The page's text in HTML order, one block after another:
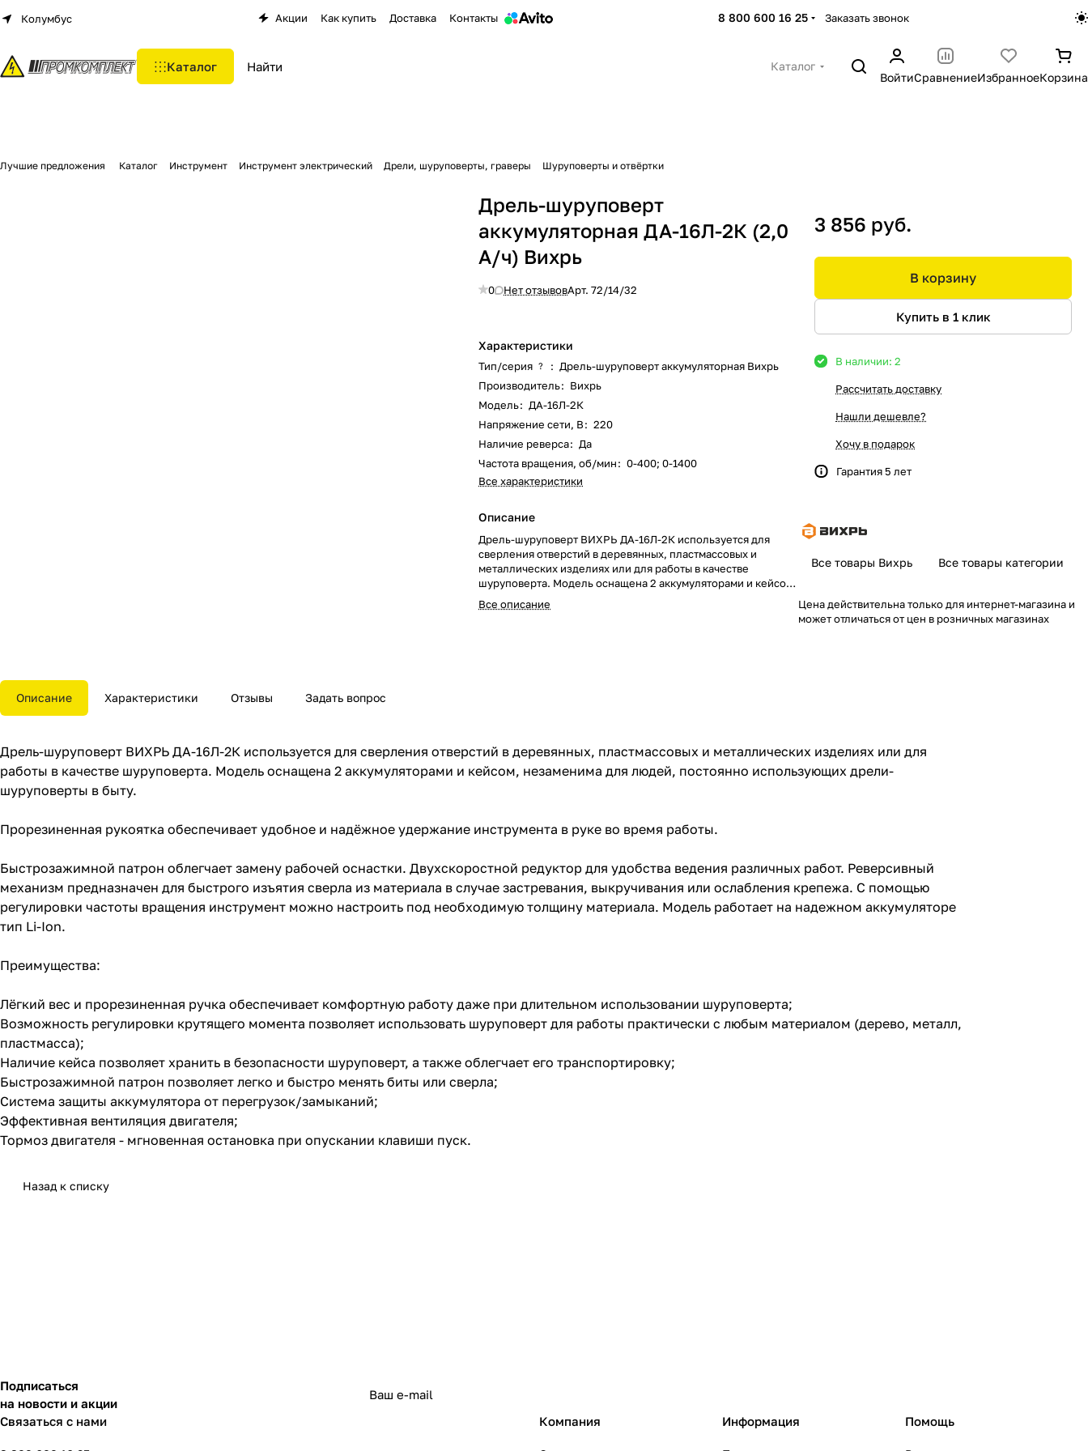
Колумбус Акции Как купить Доставка Контакты 8 800 600 16 25 Заказать звонок
Каталог
Каталог
ВойтиСравнениеИзбранноеКорзина
Лучшие предложения Каталог Инструмент Инструмент электрический Дрели, шуруповерты, граверы Шуруповерты и отвёртки
Дрель-шуруповерт
аккумуляторная ДА-16Л-2К (2,0
А/ч) Вихрь
0 Нет отзывовАрт.72/14/32
Характеристики
Тип/серия ? : Дрель-шуруповерт аккумуляторная Вихрь
Производитель: Вихрь
Модель: ДА-16Л-2К
Напряжение сети, В: 220
Наличие реверса: Да
Частота вращения, об/мин: 0-400; 0-1400
Все характеристики
Описание
Дрель-шуруповерт ВИХРЬ ДА-16Л-2К используется для
сверления отверстий в деревянных, пластмассовых и
металлических изделиях или для работы в качестве
шуруповерта. Модель оснащена 2 аккумуляторами и кейсом,
незаменима для людей, постоянно использующих дрели-
шуруповерты в быту.
помощью регулировки частоты вращения инструмент можно
настроить под необходимую толщину материала. Модель
Все описание
3 856 руб.
В корзину
Купить в 1 клик
В наличии: 2
Рассчитать доставку
Нашли дешевле?
Хочу в подарок
Гарантия 5 лет
Все товары Вихрь Все товары категории
Цена действительна только для интернет-магазина и
может отличаться от цен в розничных магазинах
Описание Характеристики Отзывы Задать вопрос
Дрель-шуруповерт ВИХРЬ ДА-16Л-2К используется для сверления отверстий в деревянных, пластмассовых и металлических изделиях или для
работы в качестве шуруповерта. Модель оснащена 2 аккумуляторами и кейсом, незаменима для людей, постоянно использующих дрели-
шуруповерты в быту.
Прорезиненная рукоятка обеспечивает удобное и надёжное удержание инструмента в руке во время работы.
Быстрозажимной патрон облегчает замену рабочей оснастки. Двухскоростной редуктор для удобства ведения различных работ. Реверсивный
механизм предназначен для быстрого изъятия сверла из материала в случае застревания, выкручивания или ослабления крепежа. С помощью
регулировки частоты вращения инструмент можно настроить под необходимую толщину материала. Модель работает на надежном аккумуляторе
тип Li-Ion.
Преимущества:
Лёгкий вес и прорезиненная ручка обеспечивает комфортную работу даже при длительном использовании шуруповерта;
Возможность регулировки крутящего момента позволяет использовать шуруповерт для работы практически с любым материалом (дерево, металл,
пластмасса);
Наличие кейса позволяет хранить в безопасности шуруповерт, а также облегчает его транспортировку;
Быстрозажимной патрон позволяет легко и быстро менять биты или сверла;
Система защиты аккумулятора от перегрузок/замыканий;
Эффективная вентиляция двигателя;
Тормоз двигателя - мгновенная остановка при опускании клавиши пуск.
Назад к списку
Подписаться
на новости и акции
Связаться с нами Компания Информация Помощь